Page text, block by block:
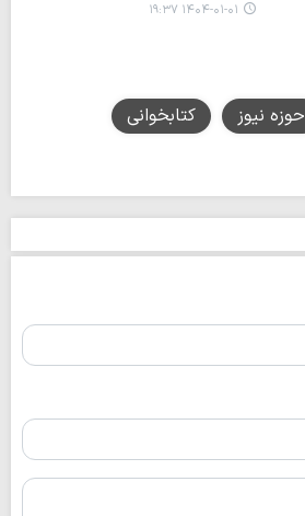
۱۴۰۴-۰۱-۰۱ ۱۹:۳۷
حوزه نیوز
کتابخوانی